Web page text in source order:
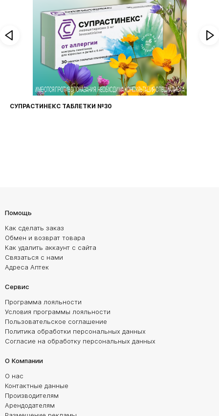
СУПРАСТИНЕКС ТАБЛЕТКИ №30
Помощь
Как сделать заказ
Обмен и возврат товара
Как удалить аккаунт с сайта
Связаться с нами
Адреса Аптек
Сервис
Программа лояльности
Условия программы лояльности
Пользовательское соглашение
Политика обработки персональных данных
Согласие на обработку персональных данных
О Компании
О нас
Контактные данные
Производителям
Арендодателям